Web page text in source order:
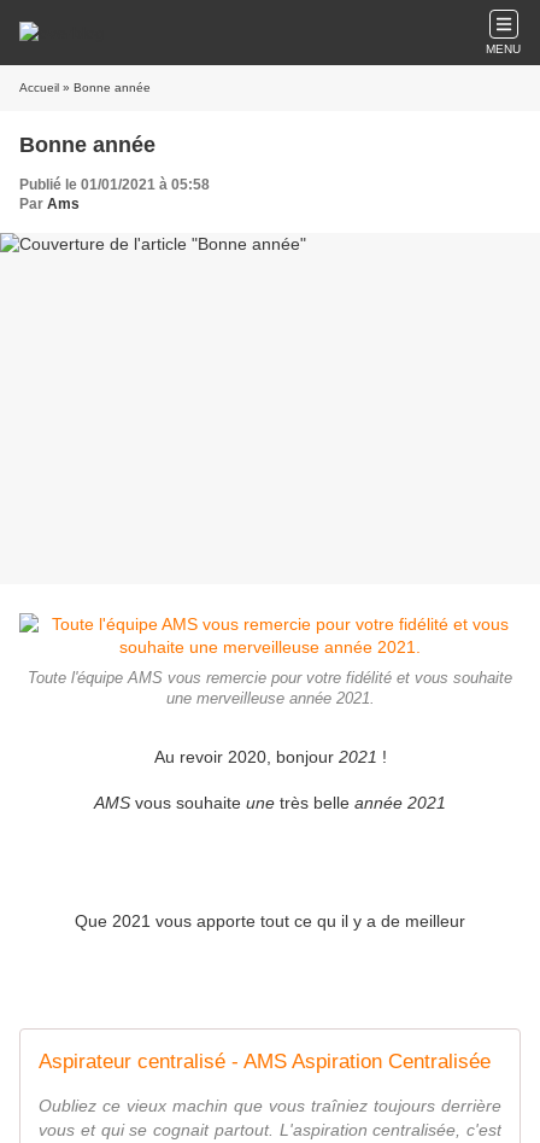
MENU
Accueil » Bonne année
Bonne année
Publié le 01/01/2021 à 05:58
Par Ams
Toute l'équipe AMS vous remercie pour votre fidélité et vous souhaite
une merveilleuse année 2021.
Au revoir 2020, bonjour 2021 !
AMS vous souhaite une très belle année 2021
Que 2021 vous apporte tout ce qu il y a de meilleur
Aspirateur centralisé - AMS Aspiration Centralisée
Oubliez ce vieux machin que vous traîniez toujours derrière
vous et qui se cognait partout. L'aspiration centralisée, c'est